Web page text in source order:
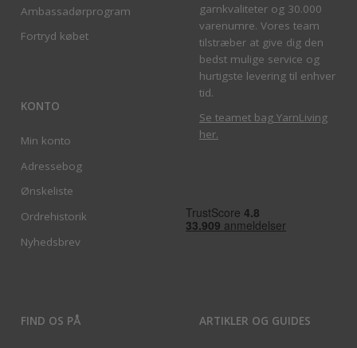
Ambassadørprogram
Fortryd købet
KONTO
Min konto
Adressebog
Ønskeliste
Ordrehistorik
Nyhedsbrev
garnkvaliteter og 30.000
varenumre. Vores team
tilstræber at give dig den
bedst mulige service og
hurtigste levering til enhver
tid.
Se teamet bag YarnLiving
her.
FIND OS PÅ ARTIKLER OG GUIDES